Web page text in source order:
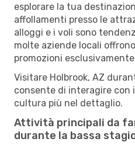
esplorare la tua
affollamenti presso le
alloggi e i voli sono
molte aziende locali
promozioni
Visitare Holbrook, AZ
consente di interagire con
cultura più nel dettaglio.
Attività principali da
durante la bassa